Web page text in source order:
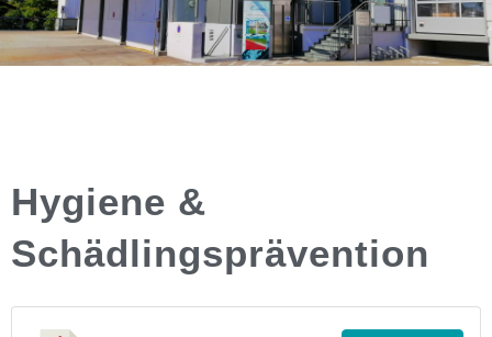
Hygiene &
Schädlingsprävention